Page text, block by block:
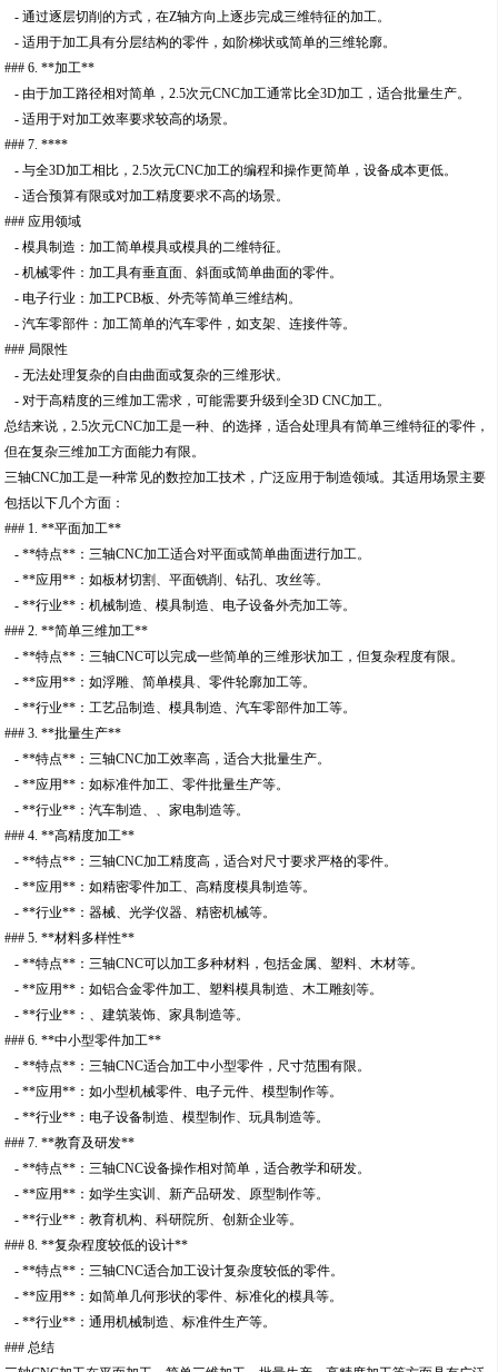
- 通过逐层切削的方式，在Z轴方向上逐步完成三维特征的加工。
- 适用于加工具有分层结构的零件，如阶梯状或简单的三维轮廓。
### 6. **加工**
- 由于加工路径相对简单，2.5次元CNC加工通常比全3D加工，适合批量生产。
- 适用于对加工效率要求较高的场景。
### 7. ****
- 与全3D加工相比，2.5次元CNC加工的编程和操作更简单，设备成本更低。
- 适合预算有限或对加工精度要求不高的场景。
### 应用领域
- 模具制造：加工简单模具或模具的二维特征。
- 机械零件：加工具有垂直面、斜面或简单曲面的零件。
- 电子行业：加工PCB板、外壳等简单三维结构。
- 汽车零部件：加工简单的汽车零件，如支架、连接件等。
### 局限性
- 无法处理复杂的自由曲面或复杂的三维形状。
- 对于高精度的三维加工需求，可能需要升级到全3D CNC加工。
总结来说，2.5次元CNC加工是一种、的选择，适合处理具有简单三维特征的零件，
但在复杂三维加工方面能力有限。
三轴CNC加工是一种常见的数控加工技术，广泛应用于制造领域。其适用场景主要
包括以下几个方面：
### 1. **平面加工**
- **特点**：三轴CNC加工适合对平面或简单曲面进行加工。
- **应用**：如板材切割、平面铣削、钻孔、攻丝等。
- **行业**：机械制造、模具制造、电子设备外壳加工等。
### 2. **简单三维加工**
- **特点**：三轴CNC可以完成一些简单的三维形状加工，但复杂程度有限。
- **应用**：如浮雕、简单模具、零件轮廓加工等。
- **行业**：工艺品制造、模具制造、汽车零部件加工等。
### 3. **批量生产**
- **特点**：三轴CNC加工效率高，适合大批量生产。
- **应用**：如标准件加工、零件批量生产等。
- **行业**：汽车制造、、家电制造等。
### 4. **高精度加工**
- **特点**：三轴CNC加工精度高，适合对尺寸要求严格的零件。
- **应用**：如精密零件加工、高精度模具制造等。
- **行业**：器械、光学仪器、精密机械等。
### 5. **材料多样性**
- **特点**：三轴CNC可以加工多种材料，包括金属、塑料、木材等。
- **应用**：如铝合金零件加工、塑料模具制造、木工雕刻等。
- **行业**：、建筑装饰、家具制造等。
### 6. **中小型零件加工**
- **特点**：三轴CNC适合加工中小型零件，尺寸范围有限。
- **应用**：如小型机械零件、电子元件、模型制作等。
- **行业**：电子设备制造、模型制作、玩具制造等。
### 7. **教育及研发**
- **特点**：三轴CNC设备操作相对简单，适合教学和研发。
- **应用**：如学生实训、新产品研发、原型制作等。
- **行业**：教育机构、科研院所、创新企业等。
### 8. **复杂程度较低的设计**
- **特点**：三轴CNC适合加工设计复杂度较低的零件。
- **应用**：如简单几何形状的零件、标准化的模具等。
- **行业**：通用机械制造、标准件生产等。
### 总结